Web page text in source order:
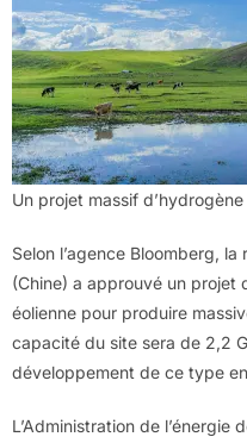
Un projet massif
Selon l’agence Bloomberg,
(Chine) a approuvé un projet
éolienne pour produire
capacité du site sera de 2,2
développement de ce type
L’Administration de l’énergie